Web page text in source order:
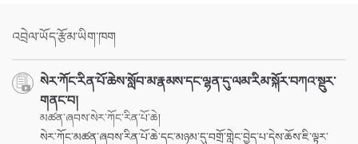
འབྲེལ་ཡོད་རྩོམ་ཡིག་ཁག
སེར་ཀོང་རིན་པོ་ཆེས་སློབ་མ་རྣམས་དང་ལྷན་དུ་ལམ་རིམ་སྐོར་བཀའ་སྡུར་
གནང་བ།
མཚན་ཞབས་སེར་ཀོང་རིན་པོ་ཆེ།
སེར་ཀོང་མཚན་ཞབས་རིན་པོ་ཆེ་དང་མཉམ་དུ་བགྲོ་གླེང་བྱེད་པ་དེས་ཆོས་ཇི་ལྟར་